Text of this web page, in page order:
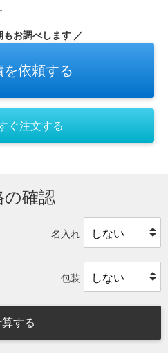
もお調べします ／
を依頼する
ぐ注文する
の確認
名入れ
包装
する